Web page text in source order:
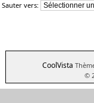
Sauter vers:
CoolVista
©